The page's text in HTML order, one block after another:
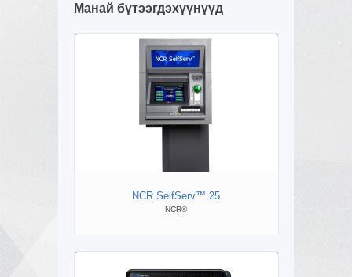
Манай бүтээгдэхүүнүүд
NCR SelfServ™ 25
NCR®